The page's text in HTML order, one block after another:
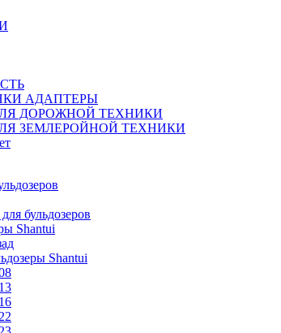
АДАПТЕРЫ
ДОРОЖНОЙ ТЕХНИКИ
ЗЕМЛЕРОЙНОЙ ТЕХНИКИ
бульдозеров
Shantui
Shantui